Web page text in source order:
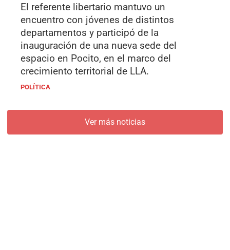
El referente libertario mantuvo un
encuentro con jóvenes de distintos
departamentos y participó de la
inauguración de una nueva sede del
espacio en Pocito, en el marco del
crecimiento territorial de LLA.
POLÍTICA
Ver más noticias